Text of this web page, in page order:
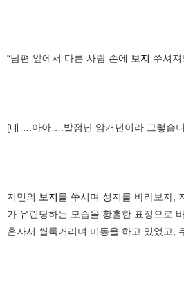
“남편 앞에서 다른 사람 손에 보지 쑤셔
[네….아아….발정난 암캐년이라 그렇습
지민의 보지를 쑤시며 성지를 바라보자,
가 유린당하는 모습을 황홀한 표정으로
혼자서 씰룩거리며 미동을 하고 있었고,